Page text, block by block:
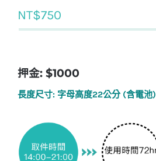
NT$750
押金: $1000
長度尺寸: 字母高度22公分 (含電池)